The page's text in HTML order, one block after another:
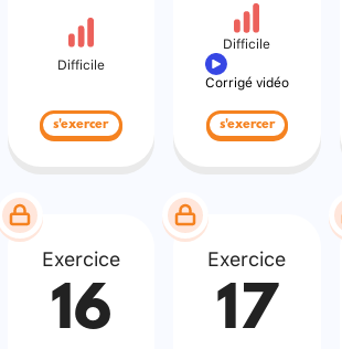
Difficile
s'exercer
Difficile
Corrigé vidéo
s'exercer
Exercice
16
Exercice
17